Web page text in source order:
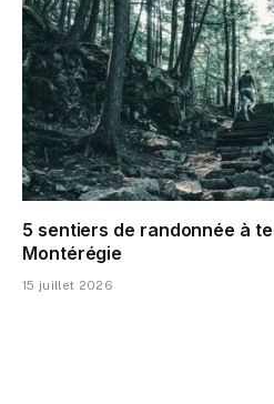
5 sentiers de randonnée à
Montérégie
15 juillet 2026